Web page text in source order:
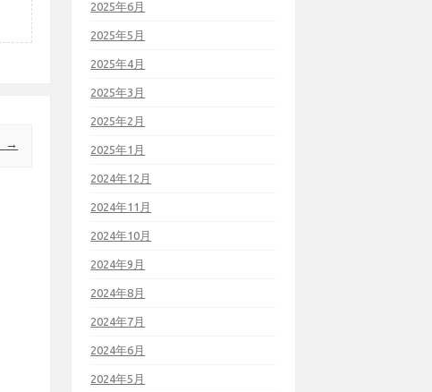
→
2025年6月
2025年5月
2025年4月
2025年3月
2025年2月
2025年1月
2024年12月
2024年11月
2024年10月
2024年9月
2024年8月
2024年7月
2024年6月
2024年5月